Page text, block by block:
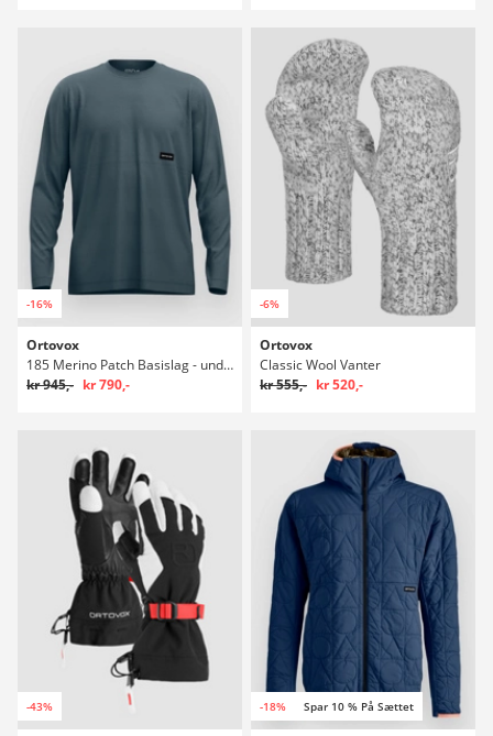
-16%
Ortovox
185 Merino Patch Basislag - undertrøje
kr 945,- kr 790,-
-6%
Ortovox
Classic Wool Vanter
kr 555,- kr 520,-
-43% -18% Spar 10 % På Sættet